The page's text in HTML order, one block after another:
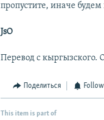
пропустите, иначе
JsO
Перевод с кыргызского.
Поделиться
This item is part of